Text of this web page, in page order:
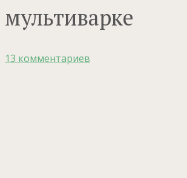
мультиварке
13 комментариев